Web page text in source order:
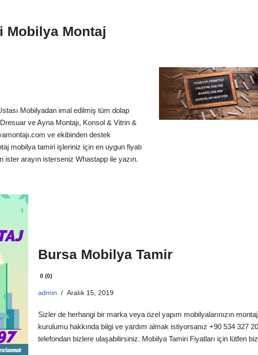
Mobilya Montaj
Mobilyadan imal edilmiş tüm dolap
ve Ayna Montajı, Konsol & Vitrin &
ve ekibinden destek
mobilya tamiri işleriniz için en uygun fiyatı
ister arayın isterseniz Whastapp ile yazın.
Bursa Mobilya Tamir
0 (0)
admin Aralık 15, 2019
Sizler de herhangi bir marka veya özel yapım mobilyalarınızın
kurulumu hakkında bilgi ve yardım almak istiyorsanız +90 534 327
telefondan bizlere ulaşabilirsiniz. Mobilya Tamiri Fiyatları için lütfen